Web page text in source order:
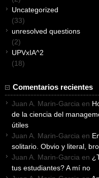
Uncategorized
(33)
unresolved questions
(2)
UPVxIA^2
(18)
Comentarios recientes
Juan A. Marin-Garcia en
de la ciencia del
útiles
Juan A. Marin-Garcia en
solitario. Obvio y literal, bro
Juan A. Marin-Garcia en
tus estudiantes? A mí no